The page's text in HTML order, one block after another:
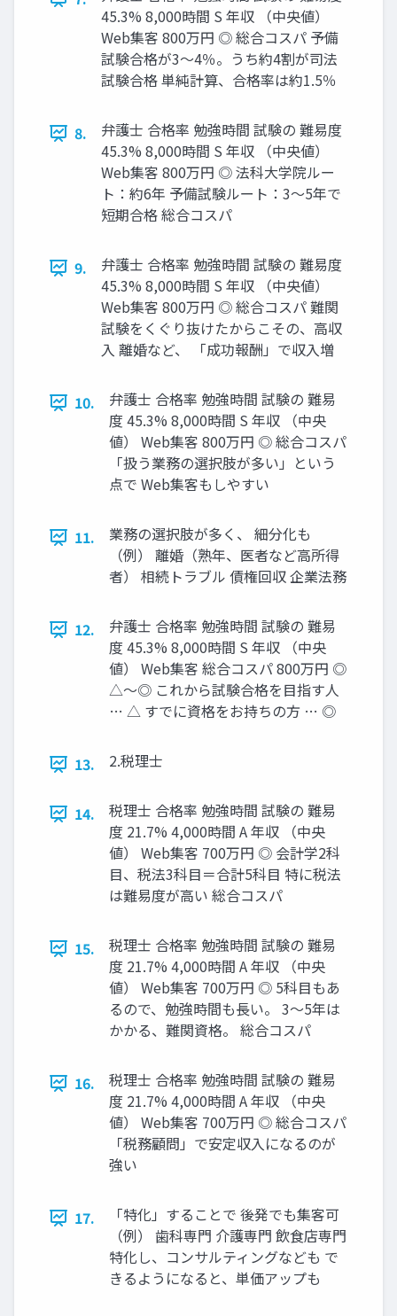
45.3% 8,000時間 S 年収 （中央値）
Web集客 800万円 ◎ 総合コスパ 予備
試験合格が3～4％。うち約4割が司法
試験合格 単純計算、合格率は約1.5％
8.
弁護士 合格率 勉強時間 試験の 難易度
45.3% 8,000時間 S 年収 （中央値）
Web集客 800万円 ◎ 法科大学院ルー
ト：約6年 予備試験ルート：3～5年で
短期合格 総合コスパ
9.
弁護士 合格率 勉強時間 試験の 難易度
45.3% 8,000時間 S 年収 （中央値）
Web集客 800万円 ◎ 総合コスパ 難関
試験をくぐり抜けたからこその、高収
入 離婚など、 「成功報酬」で収入増
10.
弁護士 合格率 勉強時間 試験の 難易
度 45.3% 8,000時間 S 年収 （中央
値） Web集客 800万円 ◎ 総合コスパ
「扱う業務の選択肢が多い」という
点で Web集客もしやすい
11.
業務の選択肢が多く、 細分化も
（例） 離婚（熟年、医者など高所得
者） 相続トラブル 債権回収 企業法務
12.
弁護士 合格率 勉強時間 試験の 難易
度 45.3% 8,000時間 S 年収 （中央
値） Web集客 総合コスパ 800万円 ◎
△～◎ これから試験合格を目指す人
… △ すでに資格をお持ちの方 … ◎
13. 2.税理士
14.
税理士 合格率 勉強時間 試験の 難易
度 21.7% 4,000時間 A 年収 （中央
値） Web集客 700万円 ◎ 会計学2科
目、税法3科目＝合計5科目 特に税法
は難易度が高い 総合コスパ
15.
税理士 合格率 勉強時間 試験の 難易
度 21.7% 4,000時間 A 年収 （中央
値） Web集客 700万円 ◎ 5科目もあ
るので、勉強時間も長い。 3～5年は
かかる、難関資格。 総合コスパ
16.
税理士 合格率 勉強時間 試験の 難易
度 21.7% 4,000時間 A 年収 （中央
値） Web集客 700万円 ◎ 総合コスパ
「税務顧問」で安定収入になるのが
強い
17.
「特化」することで 後発でも集客可
（例） 歯科専門 介護専門 飲食店専門
特化し、コンサルティングなども で
きるようになると、単価アップも